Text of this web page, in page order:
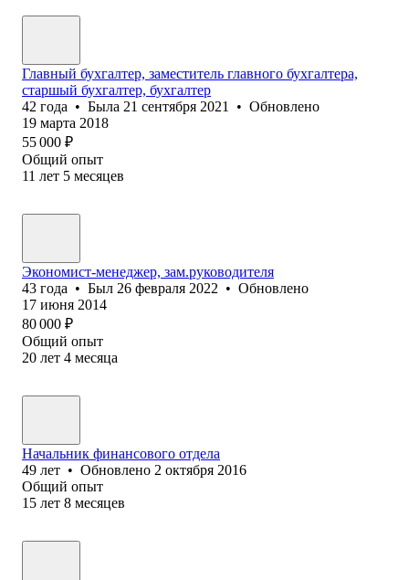
Главный бухгалтер, заместитель главного бухгалтера,
старшый бухгалтер, бухгалтер
42 года • Была 21 сентября 2021 • Обновлено
19 марта 2018
55 000 ₽
Общий опыт
11 лет 5 месяцев
Экономист-менеджер, зам.руководителя
43 года • Был 26 февраля 2022 • Обновлено
17 июня 2014
80 000 ₽
Общий опыт
20 лет 4 месяца
Начальник финансового отдела
49 лет • Обновлено 2 октября 2016
Общий опыт
15 лет 8 месяцев